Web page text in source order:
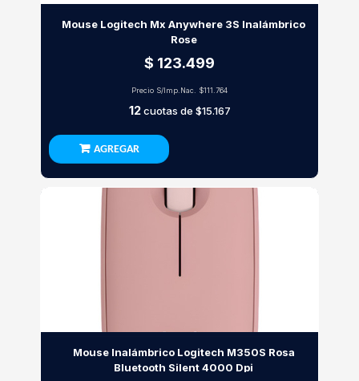
Mouse Logitech Mx Anywhere 3S Inalámbrico
Rose
$ 123.499
Precio S/Imp.Nac. $111.764
12cuotas de $15.167
AGREGAR
Mouse Inalámbrico Logitech M350S Rosa
Bluetooth Silent 4000 Dpi